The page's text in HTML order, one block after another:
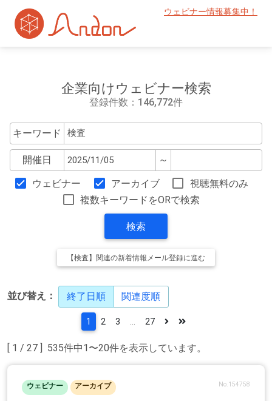
ウェビナー情報募集中！
企業向けウェビナー検索
登録件数：146,772件
キーワード
開催日 ～
ウェビナー アーカイブ
視聴無料のみ
複数キーワードをORで検索
検索
【検査】関連の新着情報メール登録に進む
並び替え： 終了日順 関連度順
[ 1 / 27 ] 535件中1〜20件を表示しています。
1 2 3 27
ウェビナー アーカイブ No.154758